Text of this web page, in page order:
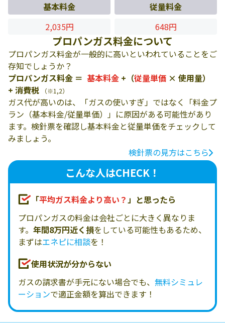
基本料金
従量料金
2,035円
648円
プロパンガス料金について
プロパンガス料金が一般的に高いといわれていることをご
存知でしょうか？
プロパンガス料金 ＝ 基本料金 +（従量単価 × 使用量）
+ 消費税
（※1,2）
ガス代が高いのは、「ガスの使いすぎ」ではなく「料金プ
ラン（基本料金/従量単価）」に原因がある可能性があり
ます。検針票を確認し基本料金と従量単価をチェックして
みましょう。
検針票の見方はこちら
こんな人はCHECK！
「平均ガス料金より高い？」と思ったら
プロパンガスの料金は会社ごとに大きく異なりま
す。 年間8万円近く損をしている可能性もあるため、
まずはエネピに相談を！
使用状況が分からない
ガスの請求書が手元にない場合でも、 無料シミュレ
ーションで適正金額を算出できます！